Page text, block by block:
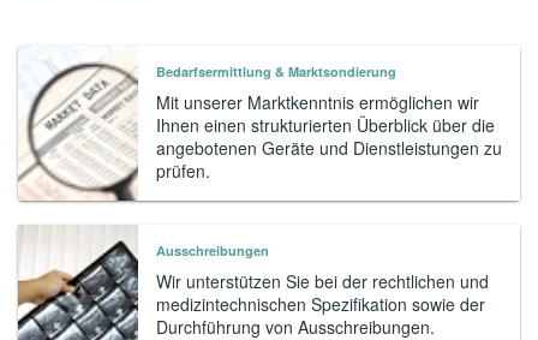
Bedarfsermittlung & Marktsondierung
Mit unserer Marktkenntnis ermöglichen wir
Ihnen einen strukturierten Überblick über die
angebotenen Geräte und Dienstleistungen zu
prüfen.
Ausschreibungen
Wir unterstützen Sie bei der rechtlichen und
medizintechnischen Spezifikation sowie der
Durchführung von Ausschreibungen.